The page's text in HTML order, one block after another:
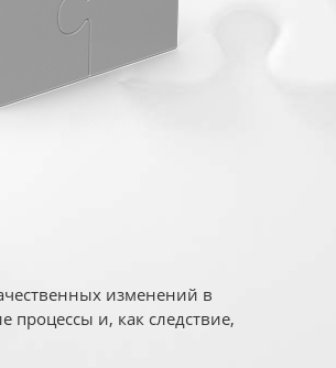
изменений в
процессы и, как следствие,